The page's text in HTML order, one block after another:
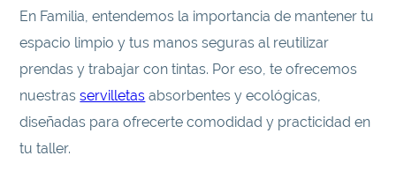
En Familia, entendemos la importancia de mantener tu
espacio limpio y tus manos seguras al reutilizar
prendas y trabajar con tintas. Por eso, te ofrecemos
nuestrasservilletas absorbentes y ecológicas,
diseñadas para ofrecerte comodidad y practicidad en
tu taller.